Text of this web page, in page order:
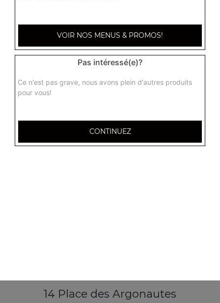
14 Place des Argonautes
VOIR NOS MENUS & PROMOS!
Pas intéressé(e)?
Ce n'est pas grave, nous avons plein d'autres produits
pour vous!
CONTINUEZ